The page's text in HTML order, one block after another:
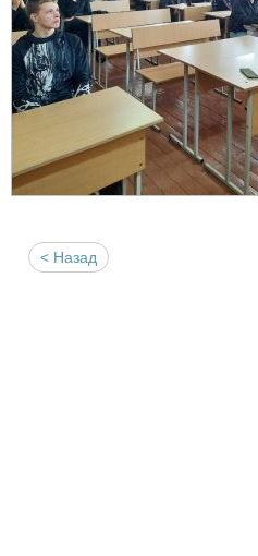
< Назад